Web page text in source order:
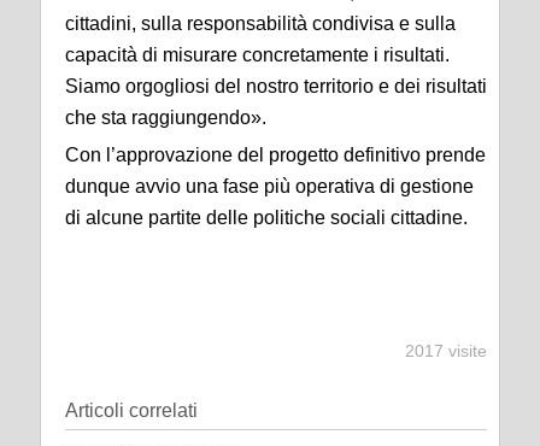
cittadini, sulla responsabilità condivisa e sulla
capacità di misurare concretamente i risultati.
Siamo orgogliosi del nostro territorio e dei risultati
che sta raggiungendo».
Con l’approvazione del progetto definitivo prende
dunque avvio una fase più operativa di gestione
di alcune partite delle politiche sociali cittadine.
2017 visite
Articoli correlati